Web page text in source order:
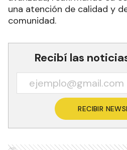
una atención de calidad y
comunidad.
Recibí las
RECIBIR
Ads